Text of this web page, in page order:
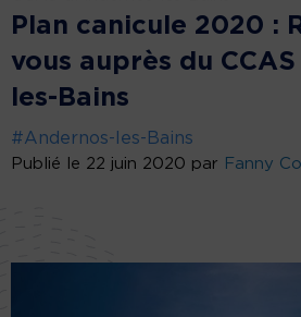
Plan canicule 2020 :
vous auprès du
les-Bains
#Andernos-les-Bains
Publié le 22 juin 2020 par Fanny